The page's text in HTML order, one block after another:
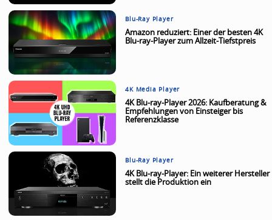
Blu-Ray Player
Amazon reduziert: Einer der besten 4K
Blu-ray-Player zum Allzeit-Tiefstpreis
4K Media Player
4K Blu-ray-Player 2026: Kaufberatung &
Empfehlungen von Einsteiger bis
Referenzklasse
Blu-Ray Player
4K Blu-ray-Player: Ein weiterer Hersteller
stellt die Produktion ein